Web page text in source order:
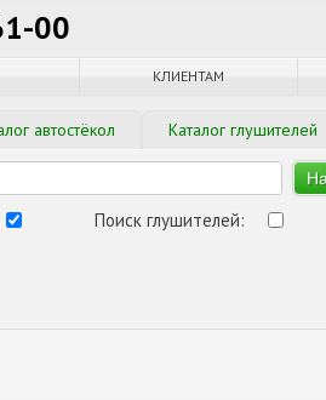
00
КЛИЕНТАМ
автостёкол Каталог глушителей
Поиск глушителей: